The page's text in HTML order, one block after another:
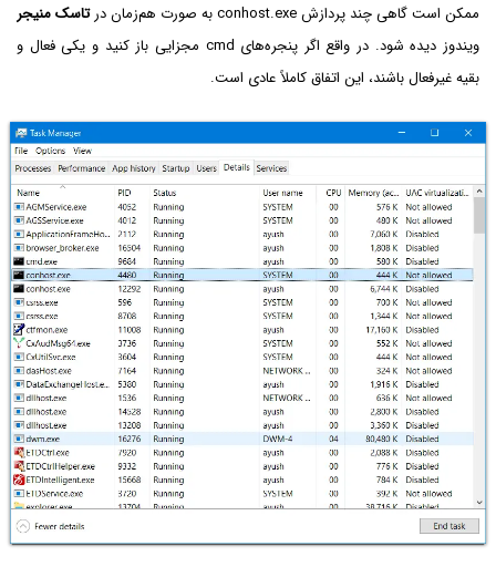
ممکن است گاهی چند پردازش conhost.exe به صورت هم‌زمان در
تاسک منیجر
ویندوز دیده شود. در واقع اگر پنجره‌های cmd مجزایی باز کنید و یکی فعال و
بقیه غیرفعال باشند، این اتفاق کاملاً عادی است.